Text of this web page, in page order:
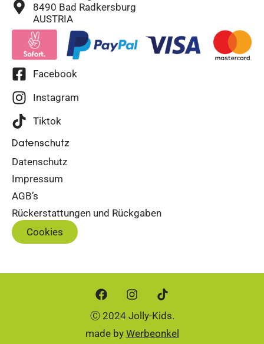
8490 Bad Radkersburg
AUSTRIA
Facebook
Instagram
Tiktok
Datenschutz
Datenschutz
Impressum
AGB’s
Rückerstattungen und Rückgaben
Cookies
made by Werbeonkel
Ⓒ 2024 Jolly-Kids.